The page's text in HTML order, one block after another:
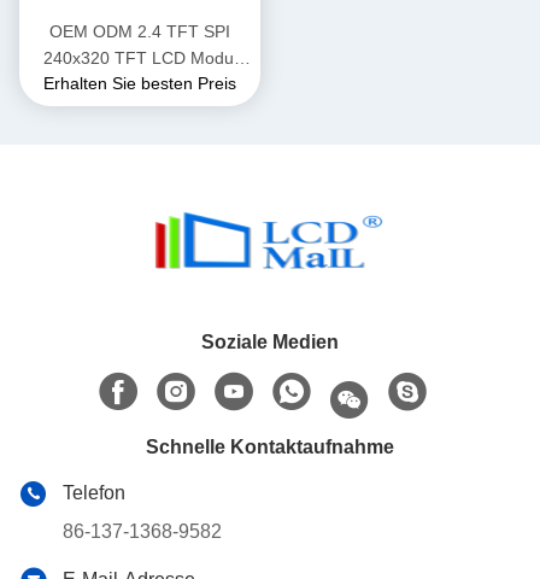
OEM ODM 2.4 TFT SPI
240x320 TFT LCD Modul
Anzeige mit SPI/MPU/RGB
Schnittstelle
Erhalten Sie besten Preis
Soziale Medien
Schnelle Kontaktaufnahme
Telefon
86-137-1368-9582